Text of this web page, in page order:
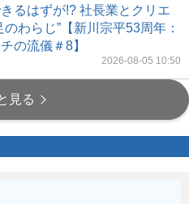
るはずが!? 社長業とクリエ
のわらじ”【新川宗平53周年：
の流儀＃8】
2026-08-05 10:50
見る